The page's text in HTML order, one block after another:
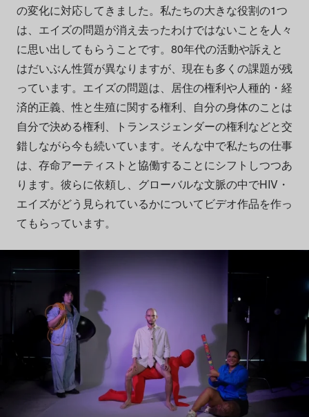
の変化に対応してきました。私たちの大きな役割の1つ
は、エイズの問題が消え去ったわけではないことを人々
に思い出してもらうことです。80年代の活動や訴えと
はだいぶん性質が異なりますが、現在も多くの課題が残
っています。エイズの問題は、居住の権利や人種的・経
済的正義、性と生殖に関する権利、自分の身体のことは
自分で決める権利、トランスジェンダーの権利などと交
錯しながら今も続いています。そんな中で私たちの仕事
は、存命アーティストと協働することにシフトしつつあ
ります。彼らに依頼し、グローバルな文脈の中でHIV・
エイズがどう見られているかについてビデオ作品を作っ
てもらっています。